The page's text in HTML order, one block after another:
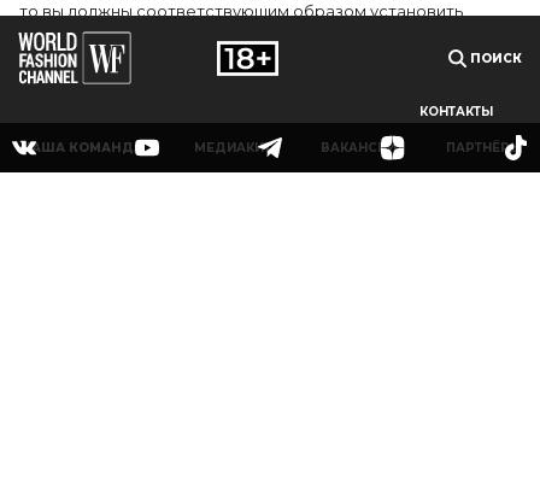
то вы должны соответствующим образом установить
настройки вашего браузера или не использовать сайт wfc.tv
СОГЛАСЕН
ПОИСК
КОНТАКТЫ
НАША КОМАНДА МЕДИАКИТ ВАКАНСИИ ПАРТНЁРЫ